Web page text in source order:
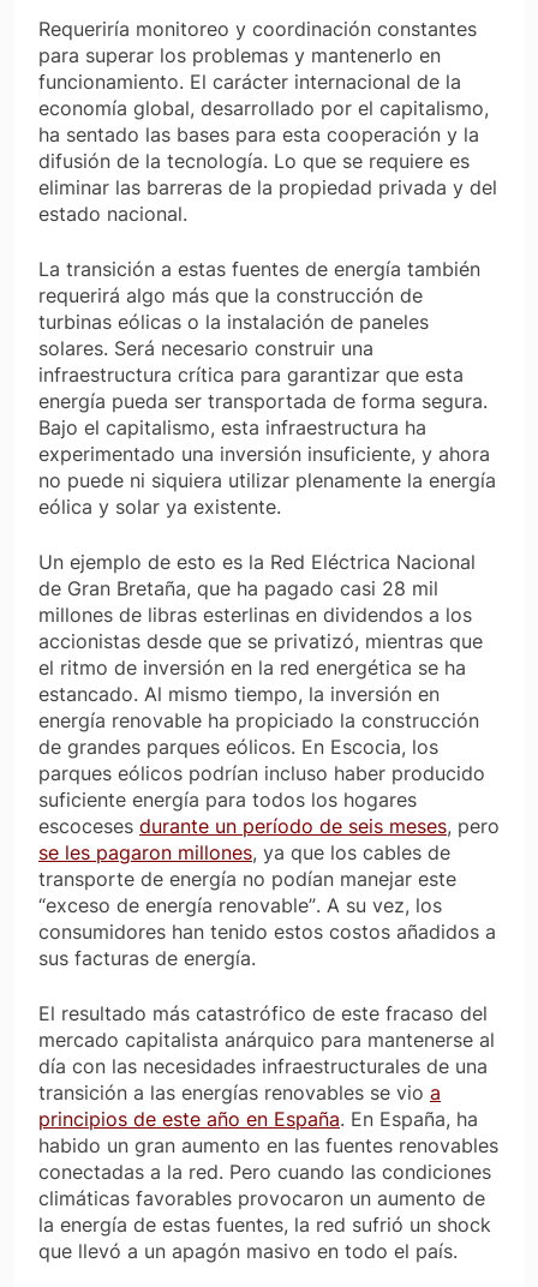
Requeriría monitoreo y coordinación constantes
para superar los problemas y mantenerlo en
funcionamiento. El carácter internacional de la
economía global, desarrollado por el capitalismo,
ha sentado las bases para esta cooperación y la
difusión de la tecnología. Lo que se requiere es
eliminar las barreras de la propiedad privada y del
estado nacional.
La transición a estas fuentes de energía también
requerirá algo más que la construcción de
turbinas eólicas o la instalación de paneles
solares. Será necesario construir una
infraestructura crítica para garantizar que esta
energía pueda ser transportada de forma segura.
Bajo el capitalismo, esta infraestructura ha
experimentado una inversión insuficiente, y ahora
no puede ni siquiera utilizar plenamente la energía
eólica y solar ya existente.
Un ejemplo de esto es la Red Eléctrica Nacional
de Gran Bretaña, que ha pagado casi 28 mil
millones de libras esterlinas en dividendos a los
accionistas desde que se privatizó, mientras que
el ritmo de inversión en la red energética se ha
estancado. Al mismo tiempo, la inversión en
energía renovable ha propiciado la construcción
de grandes parques eólicos. En Escocia, los
parques eólicos podrían incluso haber producido
suficiente energía para todos los hogares
escoceses durante un período de seis meses, pero
se les pagaron millones, ya que los cables de
transporte de energía no podían manejar este
“exceso de energía renovable”. A su vez, los
consumidores han tenido estos costos añadidos a
sus facturas de energía.
El resultado más catastrófico de este fracaso del
mercado capitalista anárquico para mantenerse al
día con las necesidades infraestructurales de una
transición a las energías renovables se vio a
principios de este año en España. En España, ha
habido un gran aumento en las fuentes renovables
conectadas a la red. Pero cuando las condiciones
climáticas favorables provocaron un aumento de
la energía de estas fuentes, la red sufrió un shock
que llevó a un apagón masivo en todo el país.